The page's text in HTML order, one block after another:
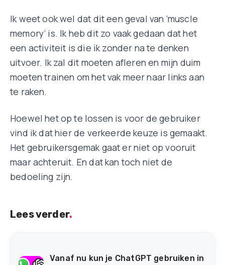
Ik weet ook wel dat dit een geval van ‘muscle
memory’ is. Ik heb dit zo vaak gedaan dat het
een activiteit is die ik zonder na te denken
uitvoer. Ik zal dit moeten afleren en mijn duim
moeten trainen om het vak meer naar links aan
te raken.
Hoewel het op te lossen is voor de gebruiker
vind ik dat hier de verkeerde keuze is gemaakt.
Het gebruikersgemak gaat er niet op vooruit
maar achteruit. En dat kan toch niet de
bedoeling zijn.
Lees verder.
Vanaf nu kun je ChatGPT gebruiken in